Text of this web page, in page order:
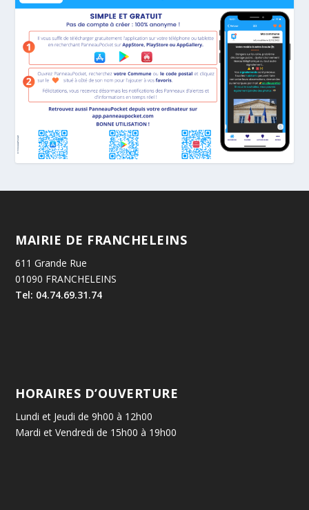
MAIRIE DE FRANCHELEINS
611 Grande Rue
01090 FRANCHELEINS
Tel: 04.74.69.31.74
HORAIRES D’OUVERTURE
Lundi et Jeudi de 9h00 à 12h00
Mardi et Vendredi de 15h00 à 19h00